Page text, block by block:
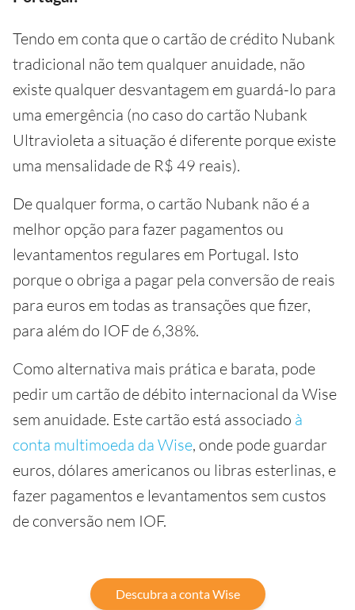
Tendo em conta que o cartão de crédito Nubank
tradicional não tem qualquer anuidade, não
existe qualquer desvantagem em guardá-lo para
uma emergência (no caso do cartão Nubank
Ultravioleta a situação é diferente porque existe
uma mensalidade de R$ 49 reais).
De qualquer forma, o cartão Nubank não é a
melhor opção para fazer pagamentos ou
levantamentos regulares em Portugal. Isto
porque o obriga a pagar pela conversão de reais
para euros em todas as transações que fizer,
para além do IOF de 6,38%.
Como alternativa mais prática e barata, pode
pedir um cartão de débito internacional da Wise
sem anuidade. Este cartão está associado à
conta multimoeda da Wise, onde pode guardar
euros, dólares americanos ou libras esterlinas, e
fazer pagamentos e levantamentos sem custos
de conversão nem IOF.
Descubra a conta Wise